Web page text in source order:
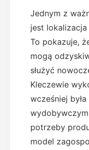
Jednym z
jest
To pokazuje,
mogą
służyć
Kleczewie
wcześniej
potrzeby
model